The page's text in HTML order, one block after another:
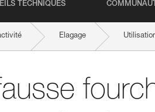
TECHNIQUES
Elagage